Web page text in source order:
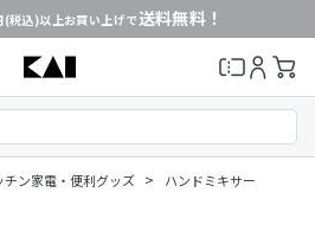
(税込)以上お買い上げで送料無料！
チン家電・便利グッズ > ハンドミキサー